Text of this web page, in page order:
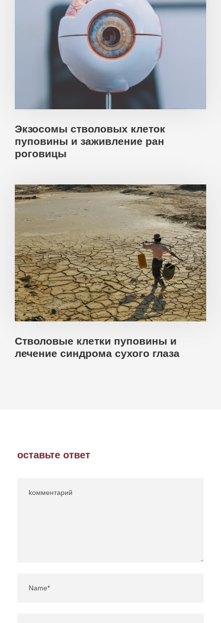
Экзосомы стволовых клеток
пуповины и заживление ран
роговицы
Стволовые клетки пуповины и
лечение синдрома сухого глаза
оставьте ответ